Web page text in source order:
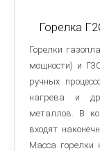
Горелка
Горелки
мощности) и
ручных
нагрева и
металлов. В
входят
Масса горелки